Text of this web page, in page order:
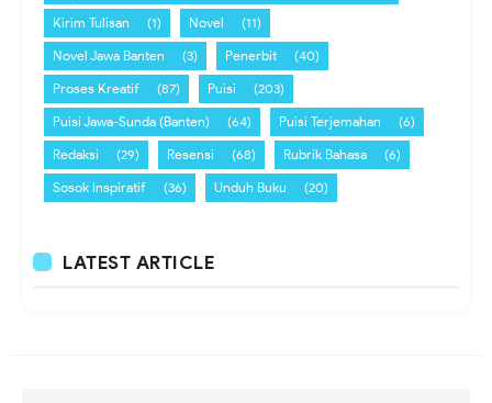
Kirim Tulisan
(1) Novel
(11)
Novel Jawa Banten
(3) Penerbit
(40)
Proses Kreatif
(87) Puisi
(203)
Puisi Jawa-Sunda (Banten)
(64) Puisi Terjemahan
(6)
Redaksi
(29) Resensi (68) Rubrik Bahasa
(6)
Sosok Inspiratif
(36) Unduh Buku (20)
LATEST ARTICLE